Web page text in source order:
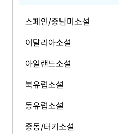
스페인/중남미소설
이탈리아소설
아일랜드소설
북유럽소설
동유럽소설
중동/터키소설